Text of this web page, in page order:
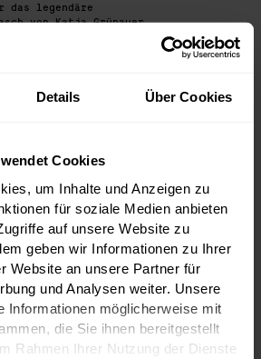
Details Über Cookies
Cookies
um Inhalte und Anzeigen zu
für soziale Medien anbieten
auf unsere Website zu
geben wir Informationen zu Ihrer
Website an unsere Partner für
und Analysen weiter. Unsere
Informationen möglicherweise mit
die Sie ihnen bereitgestellt
Rahmen Ihrer Nutzung der Dienste
das legendäre
von Katja Grünauer.
Blanc Zieregg 2016
734 Degorgement Tardif
Les Chemins d'Avize GC
09/2024) 2016
Comtesse - Reserve de la
Comtesse 2016 - 100 Punkte
1996 - 96 Punkte Robert